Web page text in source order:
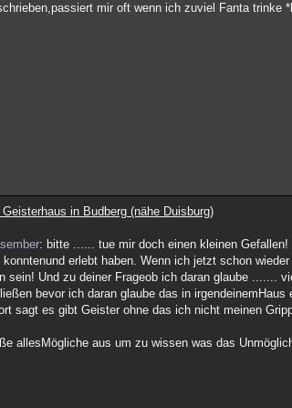
mir oft wenn ich zuviel Fanta trinke
Geisterhaus in Budberg (nähe Duisburg)
: bitte ...... tue mir doch einen kleinen
konntenund erlebt haben. Wenn ich jetzt schon
sein! Und zu deiner Frageob ich daran glaube .......
bevor ich daran glaube das in
sagt es gibt Geister ohne das ich nicht meinen
allesMögliche aus um zu wissen was das